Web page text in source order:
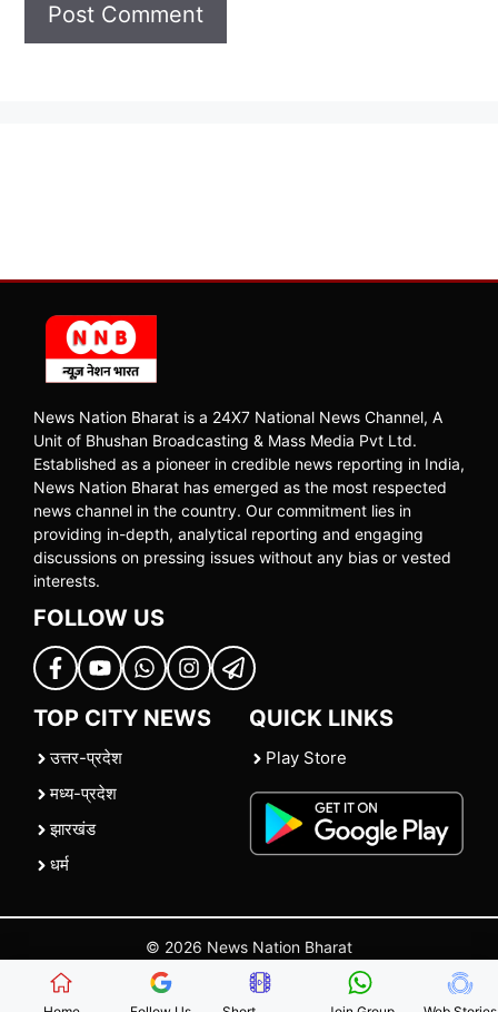
News Nation Bharat is a 24X7 National News Channel, A
Unit of Bhushan Broadcasting & Mass Media Pvt Ltd.
Established as a pioneer in credible news reporting in India,
News Nation Bharat has emerged as the most respected
news channel in the country. Our commitment lies in
providing in-depth, analytical reporting and engaging
discussions on pressing issues without any bias or vested
interests.
FOLLOW US
TOP CITY NEWS
उत्तर-प्रदेश
मध्य-प्रदेश
झारखंड
धर्म
QUICK LINKS
Play Store
© 2026 News Nation Bharat
| |Contact Us |Policies Terms and Conditions